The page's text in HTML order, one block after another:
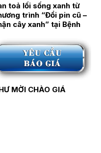
toả lối sống xanh từ
trình “Đổi pin cũ –
cây xanh” tại Bệnh
MỜI CHÀO GIÁ